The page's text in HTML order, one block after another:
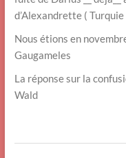
d’Alexandrette ( Turquie
Nous étions en
Gaugameles
La réponse sur la
Wald